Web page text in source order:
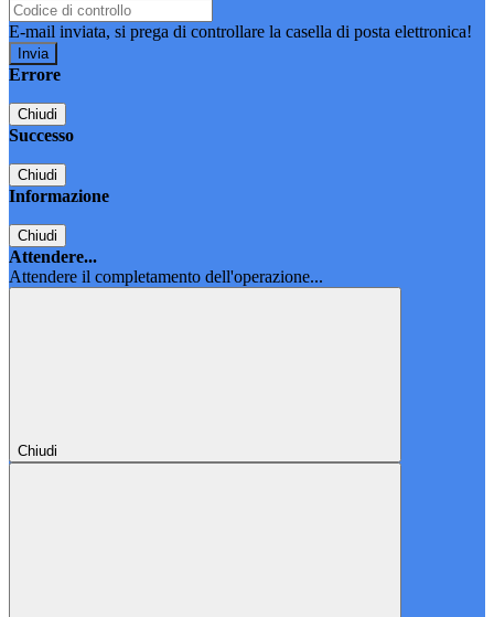
E-mail inviata, si prega di controllare la casella di posta elettronica!
Errore
Chiudi
Successo
Chiudi
Informazione
Chiudi
Attendere...
Attendere il completamento dell'operazione...
Chiudi